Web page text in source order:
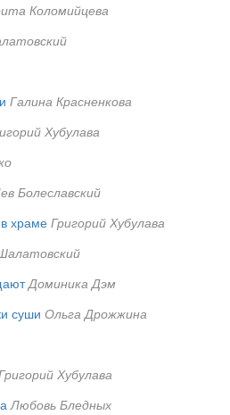
Коломийцева
Галина Красненкова
Хубулава
Болеславский
храме Григорий Хубулава
Доминика Дэм
суши Ольга Дрожжина
Хубулава
Любовь Бледных